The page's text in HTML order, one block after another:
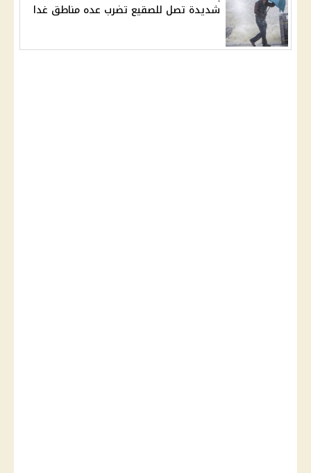
شديدة تصل للصقيع تضرب عده مناطق غدا